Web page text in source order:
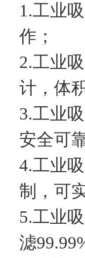
1.工业
作；
2.工业
计，体
3.工业
安全可
4.工业
制，可
5.工业
滤